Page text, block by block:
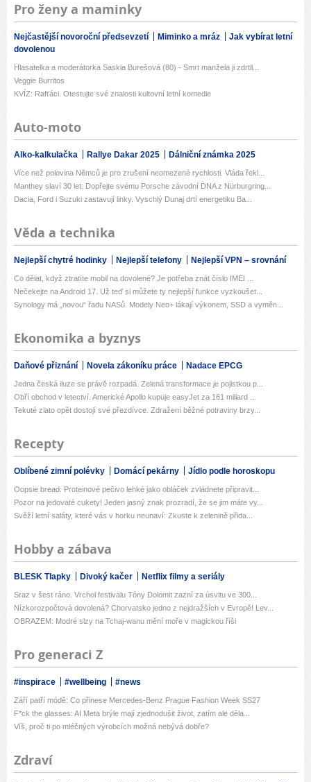
Pro ženy a maminky
Nejčastější novoroční předsevzetí Miminko a mráz
Jak vybírat letní
dovolenou
Hlasatelka a moderátorka Saskia Burešová (80) - Smrt manžela ji zdrtil...
Veggie Burritos
KVÍZ: Rafťáci. Otestujte své znalosti kultovní letní komedie
Auto-moto
Alko-kalkulačka Rallye Dakar 2025 Dálniční známka 2025
Více než polovina Němců je pro zrušení neomezené rychlosti. Vláda řekl...
Manthey slaví 30 let: Dopřejte svému Porsche závodní DNA z Nürburgring...
Dacia, Ford i Suzuki zastavují linky. Vyschlý Dunaj drtí energetiku Ba...
Věda a technika
Nejlepší chytré hodinky Nejlepší telefony Nejlepší VPN – srovnání
Co dělat, když ztratíte mobil na dovolené? Je potřeba znát číslo IMEI ...
Nečekejte na Android 17. Už teď si můžete ty nejlepší funkce vyzkoušet...
Synology má „novou“ řadu NASů. Modely Neo+ lákají výkonem, SSD a vyměn...
Ekonomika a byznys
Daňové přiznání Novela zákoníku práce Nadace EPCG
Jedna česká iluze se právě rozpadá. Zelená transformace je pojistkou p...
Obří obchod v letectví. Americké Apollo kupuje easyJet za 161 miliard ...
Tekuté zlato opět dostojí své přezdívce. Zdražení běžné potraviny brzy...
Recepty
Oblíbené zimní polévky Domácí pekárny Jídlo podle horoskopu
Oopsie bread: Proteinové pečivo lehké jako obláček zvládnete připravit...
Pozor na jedovaté cukety! Jeden jasný znak prozradí, že se jim máte vy...
Svěží letní saláty, které vás v horku neunaví: Zkuste k zelenině přida...
Hobby a zábava
BLESK Tlapky Divoký kačer Netflix filmy a seriály
Sraz v šest ráno. Vrchol festivalu Tóny Dolomit zazní za úsvitu ve 300...
Nízkorozpočtová dovolená? Chorvatsko jedno z nejdražších v Evropě! Lev...
OBRAZEM: Modré slzy na Tchaj-wanu mění moře v magickou říši
Pro generaci Z
#inspirace #wellbeing #news
Září patří módě: Co přinese Mercedes-Benz Prague Fashion Week SS27
F*ck the glasses: AI Meta brýle mají zjednodušit život, zatím ale děla...
Víš, proč ti po mléčných výrobcích možná nebývá dobře?
Zdraví